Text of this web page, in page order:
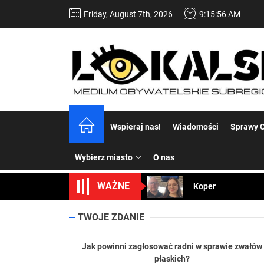
Friday, August 7th, 2026 9:15:57 AM
Wspieraj nas! Wiadomości Sprawy
Wybierz miasto O nas
WAŻNE
Koper – część 2.
Uwaga Dębieńsko
TWOJE ZDANIE
Jak powinni zagłosować radni w sprawie zwałów
płaskich?